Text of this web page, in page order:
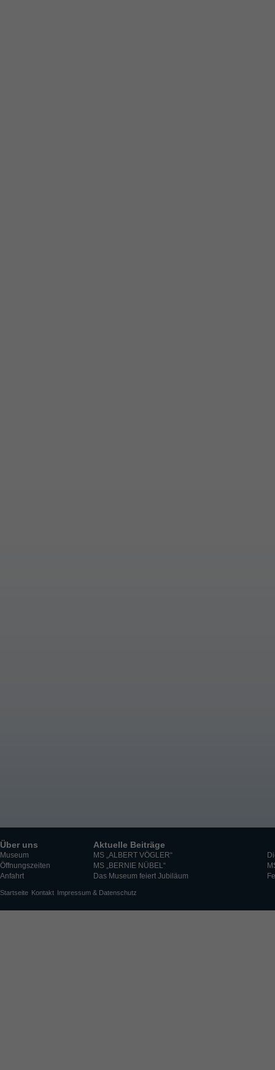
Über uns
Museum
Öffnungszeiten
Anfahrt
Aktuelle Beiträge
MS „ALBERT VÖGLER“
MS „BERNIE NÜBEL“
Das Museum feiert Jubiläum
Startseite Kontakt Impressum & Datenschutz